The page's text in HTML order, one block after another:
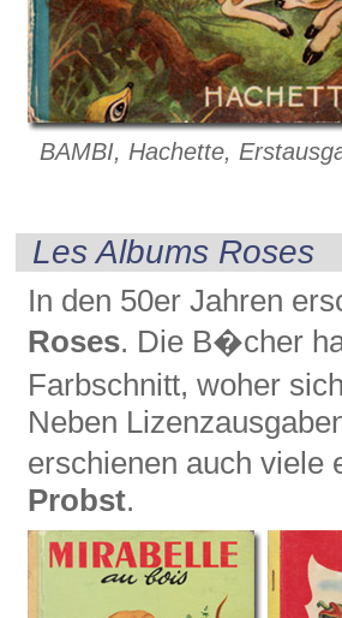
BAMBI, Hachette,
Les Albums Roses
In den 50er Jahren
Roses. Die B�cher
Farbschnitt, woher
Neben
erschienen auch
Probst.